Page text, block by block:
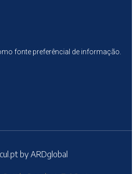
fonte preferêncial de informação.
by ARDglobal